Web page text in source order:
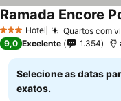
3 EstrelasHotel Quartos com
Ramada Encore
9,0 Excelente 1.354
Selecione as datas
exatos.